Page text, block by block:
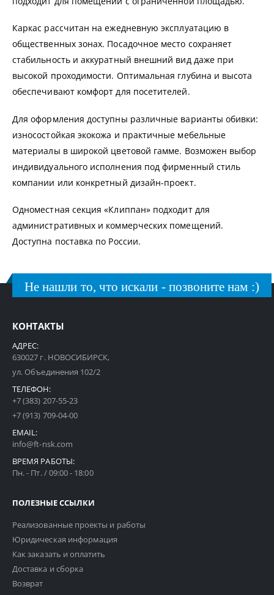
Каркас рассчитан на ежедневную эксплуатацию в
общественных зонах. Посадочное место сохраняет
стабильность и аккуратный внешний вид даже при
высокой проходимости. Оптимальная глубина и высота
обеспечивают комфорт для посетителей.
Для оформления доступны различные варианты обивки:
износостойкая экокожа и практичные мебельные
материалы в широкой цветовой гамме. Возможен выбор
индивидуального исполнения под фирменный стиль
компании или конкретный дизайн-проект.
Одноместная секция «Клиппан» подходит для
административных и коммерческих помещений.
Доступна поставка по России.
Не нашли то, что искали - позвоните нам :)
КОНТАКТЫ
АДРЕС:
630027 г. НОВОСИБИРСК,
ул. Объединения 102/2
ТЕЛЕФОН:
+7 (383) 207-55-23
+7 (913) 709-04-00
EMAIL:
info@ft-nsk.com
ВРЕМЯ РАБОТЫ:
Пн. - Пт. / 09:00 - 18:00
ПОЛЕЗНЫЕ ССЫЛКИ
Реализованные проекты и работы
Юридическая информация
Как заказать и оплатить
Доставка и сборка
Возврат